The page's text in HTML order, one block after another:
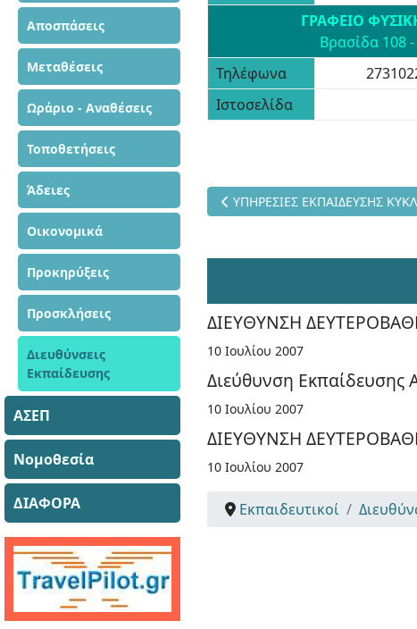
Αποσπάσεις
Μεταθέσεις
Ωράριο - Αναθέσεις
Τοποθετήσεις
Άδειες
Οικονομικά
Προκηρύξεις
Προσκλήσεις
Διευθύνσεις
Εκπαίδευσης
ΑΣΕΠ
Νομοθεσία
ΔΙΑΦΟΡΑ
ΓΡΑΦΕΙΟ
Βρασίδα 108
Τηλέφωνα
Ιστοσελίδα
Προηγούμενο άρθρο:
ΥΠΗΡΕΣΙΕΣ ΕΚΠΑΙΔΕΥΣΗΣ
ΔΙΕΥΘΥΝΣΗ
10 Ιουλίου 2007
Διεύθυνση Εκπαίδευσης
10 Ιουλίου 2007
ΔΙΕΥΘΥΝΣΗ
10 Ιουλίου 2007
Εκπαιδευτικοί